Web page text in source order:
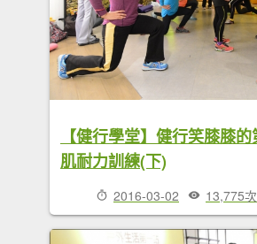
【健行學堂】健行笑膝膝
肌耐力訓練(下)
2016-03-02 13,775次